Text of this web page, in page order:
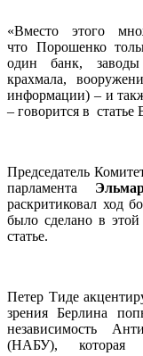
«Вместо этого
что Порошенко
один банк,
крахмала,
информации) – и
– говорится в статье
Председатель
парламента
раскритиковал ход
было сделано в этой
статье.
Петер Тиде
зрения Берлина
независимость
(НАБУ), которая